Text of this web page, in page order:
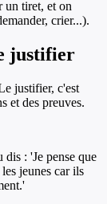
un tiret, et on
crier...).
justifier
justifier, c'est
et des preuves.
: 'Je pense que
jeunes car ils